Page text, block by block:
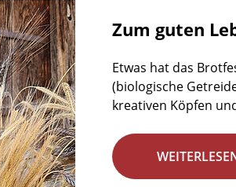
Zum guten
Etwas hat das
(biologische
kreativen Köpfen